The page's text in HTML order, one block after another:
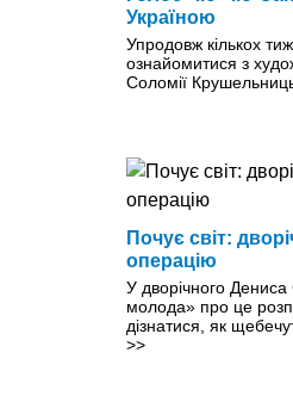
Україною
Упродовж кількох
ознайомитися з
Соломії
Почує світ:
операцію
У дворічного
молода» про це
дізнатися, як
>>